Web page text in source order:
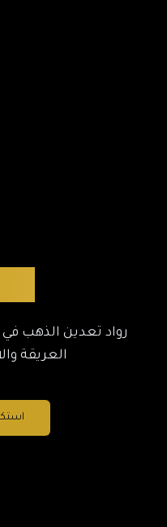
رواد تعدين الذهب
العريقة